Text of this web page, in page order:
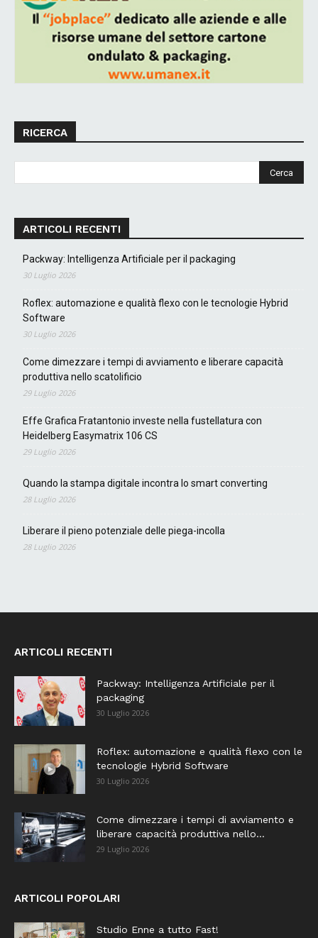
RICERCA
ARTICOLI RECENTI
Packway: Intelligenza Artificiale per il packaging
30 Luglio 2026
Roflex: automazione e qualità flexo con le tecnologie Hybrid
Software
30 Luglio 2026
Come dimezzare i tempi di avviamento e liberare capacità
produttiva nello scatolificio
29 Luglio 2026
Effe Grafica Fratantonio investe nella fustellatura con
Heidelberg Easymatrix 106 CS
29 Luglio 2026
Quando la stampa digitale incontra lo smart converting
28 Luglio 2026
Liberare il pieno potenziale delle piega-incolla
28 Luglio 2026
ARTICOLI RECENTI
Packway: Intelligenza Artificiale per il
packaging
30 Luglio 2026
Roflex: automazione e qualità flexo con le
tecnologie Hybrid Software
30 Luglio 2026
Come dimezzare i tempi di avviamento e
liberare capacità produttiva nello...
29 Luglio 2026
ARTICOLI POPOLARI
Studio Enne a tutto Fast!